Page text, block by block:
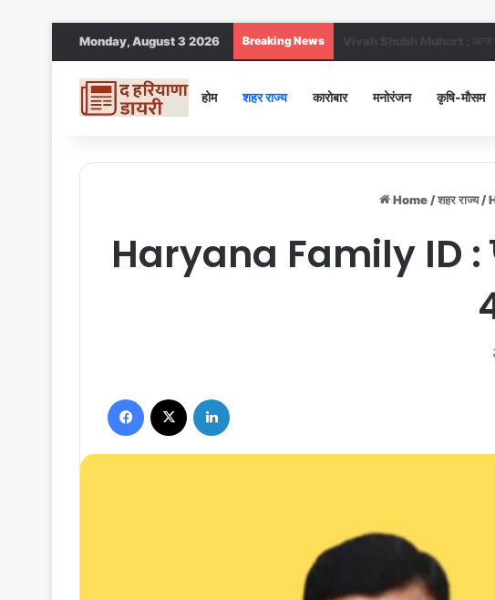
Monday, August 3 2026 Breaking News
होम शहर राज्य कारोबार मनोरंजन कृषि-मौसम
Home /शहर राज्य /
Haryana Family ID :
Facebook